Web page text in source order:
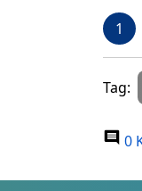
1
Tag:
0